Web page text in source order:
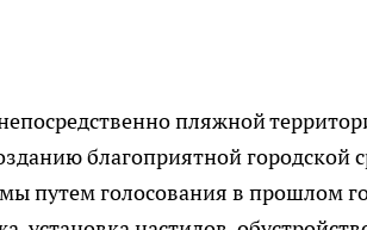
пляжной
благоприятной городской
путем голосования в прошлом